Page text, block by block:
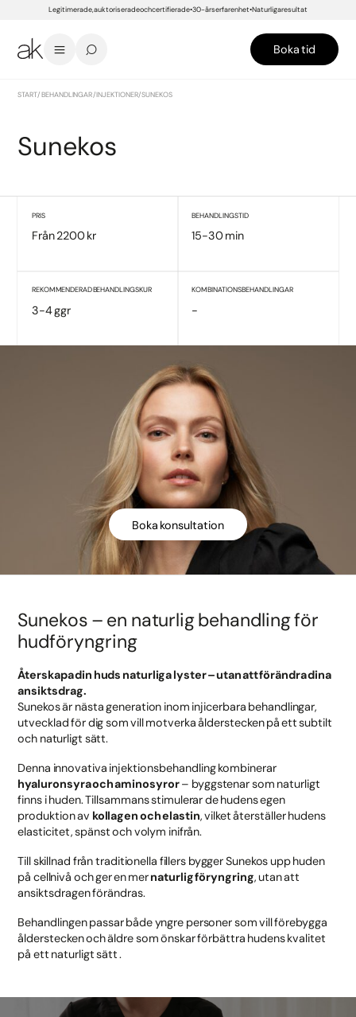
Legitimerade, auktoriserade och certifierade 30-års erfarenhet Naturliga resultat
Boka tid
START/BEHANDLINGAR/INJEKTIONER/SUNEKOS
Sunekos
PRIS
Från 2200 kr
BEHANDLINGSTID
15-30 min
REKOMMENDERAD BEHANDLINGSKUR
3-4 ggr
KOMBINATIONSBEHANDLINGAR
-
Boka konsultation
Sunekos – en naturlig behandling för
hudföryngring
Återskapa din huds naturliga lyster – utan att förändra dina
ansiktsdrag.
Sunekos är nästa generation inom injicerbara behandlingar,
utvecklad för dig som vill motverka ålderstecken på ett subtilt
och naturligt sätt.
Denna innovativa injektionsbehandling kombinerar
hyaluronsyra och aminosyror– byggstenar som naturligt
finns i huden. Tillsammans stimulerar de hudens egen
produktion av kollagen och elastin, vilket återställer hudens
elasticitet, spänst och volym inifrån.
Till skillnad från traditionella fillers bygger Sunekos upp huden
på cellnivå och ger en mernaturlig föryngring, utan att
ansiktsdragen förändras.
Behandlingen passar både yngre personer som vill förebygga
ålderstecken och äldre som önskar förbättra hudens kvalitet
på ett naturligt sätt .